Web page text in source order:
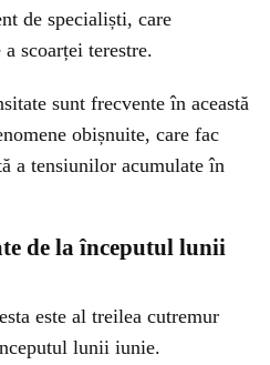
de specialiști, care
scoarței terestre.
sunt frecvente în această
obișnuite, care fac
a tensiunilor acumulate în
de la începutul lunii
este al treilea cutremur
lunii iunie.